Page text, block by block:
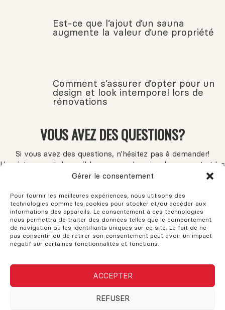
Gérer le consentement
Pour fournir les meilleures expériences, nous utilisons des
technologies comme les cookies pour stocker et/ou accéder aux
informations des appareils. Le consentement à ces technologies
nous permettra de traiter des données telles que le comportement
de navigation ou les identifiants uniques sur ce site. Le fait de ne
pas consentir ou de retirer son consentement peut avoir un impact
négatif sur certaines fonctionnalités et fonctions.
ACCEPTER
REFUSER
Est-ce que l’ajout d’un sauna
augmente la valeur d’une propriété
Comment s’assurer d’opter pour un
design et look intemporel lors de
rénovations
VOUS AVEZ DES QUESTIONS?
Si vous avez des questions, n'hésitez pas à demander!
L'assistance est disponible pour vos besoins. Le support et les
conseils sont fournis pour vous aider. N'hésitez pas à remplir
Nom
Message